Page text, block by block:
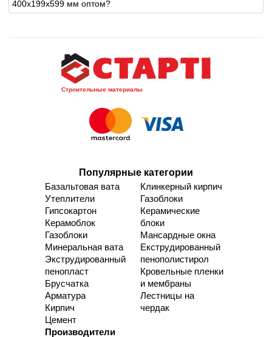
400х199х599 мм оптом?
Строительные материалы
Популярные категории
Базальтовая вата
Утеплители
Гипсокартон
Керамоблок
Газоблоки
Минеральная вата
Экструдированный
пенопласт
Брусчатка
Арматура
Кирпич
Цемент
Клинкерный кирпич
Газоблоки
Керамические
блоки
Мансардные окна
Екструдированный
пенополистирол
Кровельные пленки
и мембраны
Лестницы на
чердак
Производители